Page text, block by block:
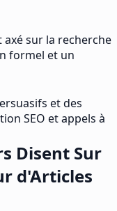
sur la recherche
formel et un
et des
SEO et appels à
Disent Sur
d'Articles